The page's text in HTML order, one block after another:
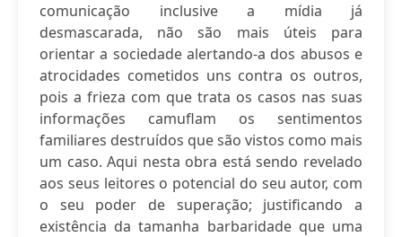
comunicação inclusive a mídia já
desmascarada, não são mais úteis para
orientar a sociedade alertando-a dos abusos e
atrocidades cometidos uns contra os outros,
pois a frieza com que trata os casos nas suas
informações camuflam os sentimentos
familiares destruídos que são vistos como mais
um caso. Aqui nesta obra está sendo revelado
aos seus leitores o potencial do seu autor, com
o seu poder de superação; justificando a
existência da tamanha barbaridade que uma